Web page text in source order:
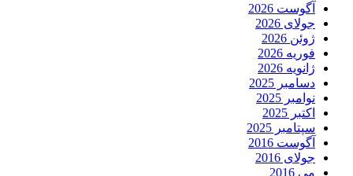
آگوست 2026
جولای 2026
ژوئن 2026
فوریه 2026
ژانویه 2026
دسامبر 2025
نوامبر 2025
اکتبر 2025
سپتامبر 2025
آگوست 2016
جولای 2016
می 2016